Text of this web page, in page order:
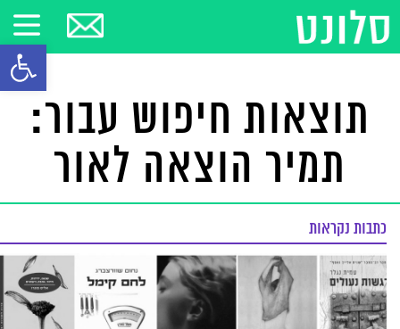
פתח
תוצאות חיפוש עבור:
תמיר הוצאה לאור
כתבות נקראות